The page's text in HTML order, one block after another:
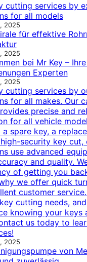
cutting services by
for all models
2025
für effektive
2025
bei Mr Key –
Experten
2025
cutting services by
for all makes. Our
precise and
for all vehicle
a spare key, a
security key cut,
use advanced
and quality.
of getting you
we offer quick
customer
cutting needs,
knowing your keys
us today to
2025
von